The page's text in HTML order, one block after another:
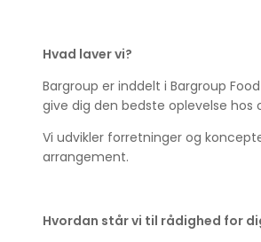
Hvad laver vi?
Bargroup er inddelt i Bargroup
give dig den bedste oplevelse hos
Vi udvikler forretninger og
arrangement.
Hvordan står vi til rådighed for